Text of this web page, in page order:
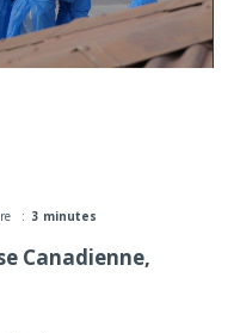
:3 minutes
Canadienne,